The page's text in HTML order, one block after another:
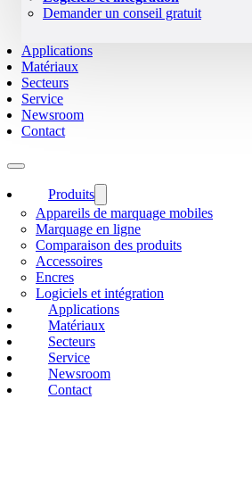
Demander un conseil gratuit
Applications
Matériaux
Secteurs
Service
Newsroom
Contact
Produits
Appareils de marquage mobiles
Marquage en ligne
Comparaison des produits
Accessoires
Encres
Logiciels et intégration
Applications
Matériaux
Secteurs
Service
Newsroom
Contact